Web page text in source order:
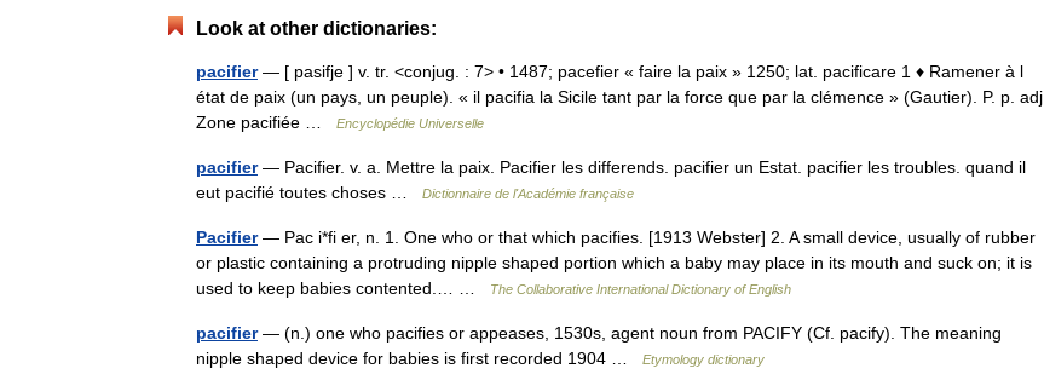
Look at other dictionaries:
pacifier— [ pasifje ] v. tr. <conjug. : 7> • 1487; pacefier « faire la paix » 1250; lat. pacificare 1 ♦ Ramener à l
état de paix (un pays, un peuple). « il pacifia la Sicile tant par la force que par la clémence » (Gautier). P. p. adj.
Zone pacifiée …
Encyclopédie Universelle
pacifier— Pacifier. v. a. Mettre la paix. Pacifier les differends. pacifier un Estat. pacifier les troubles. quand il
eut pacifié toutes choses …
Dictionnaire de l'Académie française
Pacifier— Pac i*fi er, n. 1. One who or that which pacifies. [1913 Webster] 2. A small device, usually of rubber
or plastic containing a protruding nipple shaped portion which a baby may place in its mouth and suck on; it is
used to keep babies contented.… …
The Collaborative International Dictionary of English
pacifier— (n.) one who pacifies or appeases, 1530s, agent noun from PACIFY (Cf. pacify). The meaning
nipple shaped device for babies is first recorded 1904 …
Etymology dictionary